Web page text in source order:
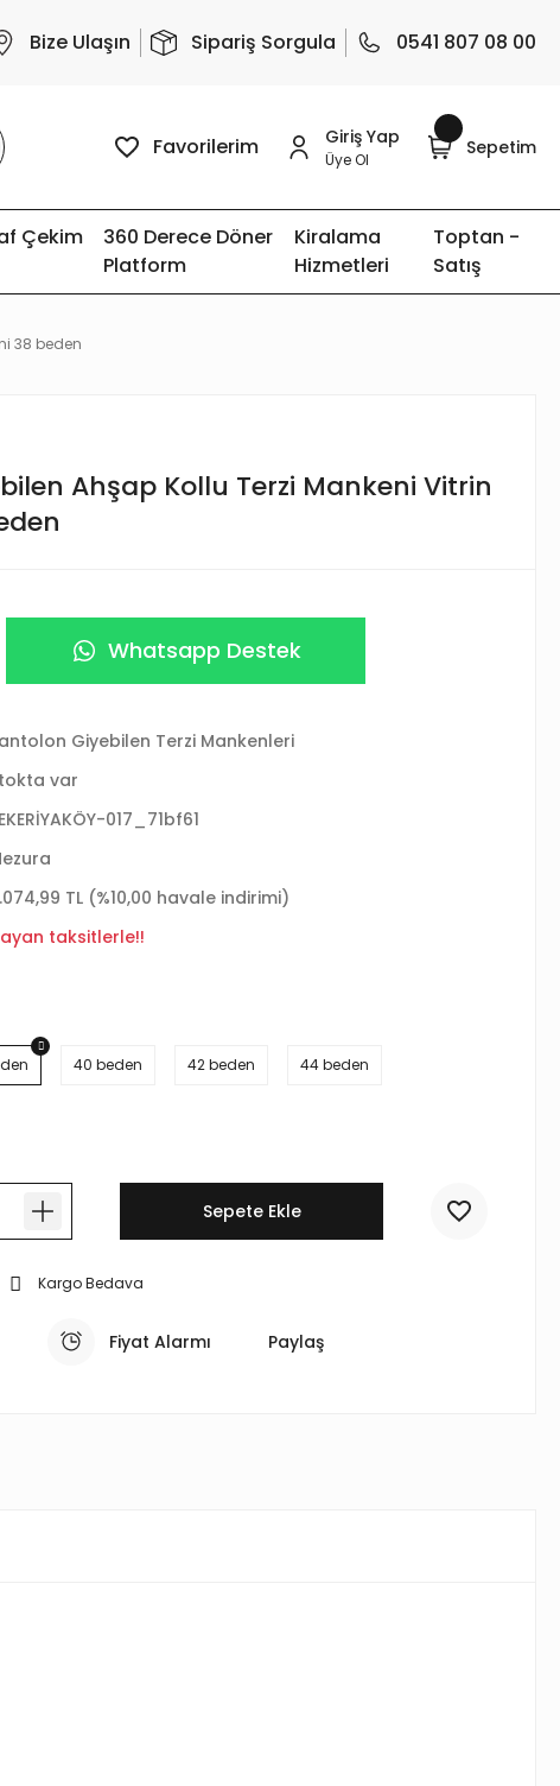
Bize Ulaşın Sipariş Sorgula 0541 807 08 00
Favorilerim Giriş Yap
Üye Ol
Sepetim
Çekim
360 Derece Döner
Platform
Kiralama
Hizmetleri
Toptan -
Satış
38 beden
Ahşap Kollu Terzi Mankeni Vitrin
Whatsapp Destek
Giyebilen Terzi Mankenleri
var
017_71bf61
TL (%10,00 havale indirimi)
taksitlerle!!
40 beden 42 beden 44 beden
Sepete Ekle
Kargo Bedava
Fiyat Alarmı Paylaş